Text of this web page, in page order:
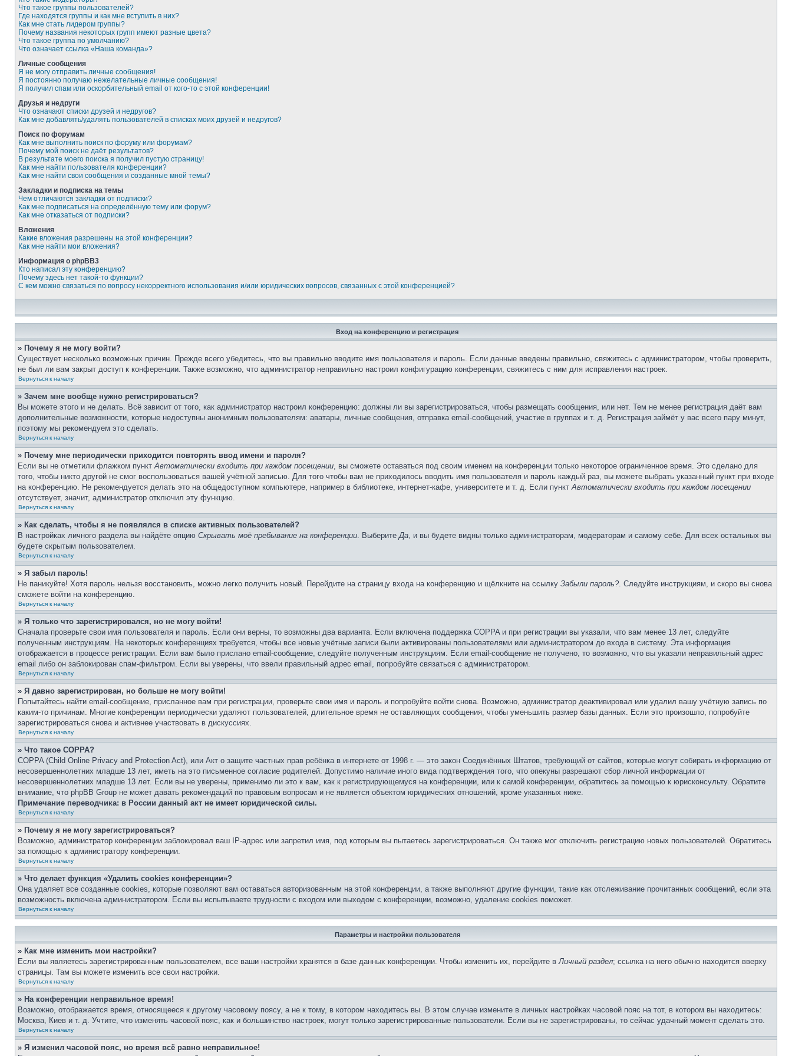
Что такое группы пользователей?
Где находятся группы и как мне вступить в них?
Как мне стать лидером группы?
Почему названия некоторых групп имеют разные цвета?
Что такое группа по умолчанию?
Что означает ссылка «Наша команда»?
Личные сообщения
Я не могу отправить личные сообщения!
Я постоянно получаю нежелательные личные сообщения!
Я получил спам или оскорбительный email от кого-то с этой конференции!
Друзья и недруги
Что означают списки друзей и недругов?
Как мне добавлять/удалять пользователей в списках моих друзей и недругов?
Поиск по форумам
Как мне выполнить поиск по форуму или форумам?
Почему мой поиск не даёт результатов?
В результате моего поиска я получил пустую страницу!
Как мне найти пользователя конференции?
Как мне найти свои сообщения и созданные мной темы?
Закладки и подписка на темы
Чем отличаются закладки от подписки?
Как мне подписаться на определённую тему или форум?
Как мне отказаться от подписки?
Вложения
Какие вложения разрешены на этой конференции?
Как мне найти мои вложения?
Информация о phpBB3
Кто написал эту конференцию?
Почему здесь нет такой-то функции?
С кем можно связаться по вопросу некорректного использования и/или юридических вопросов, связанных с этой конференцией?
Вход на конференцию и регистрация
» Почему я не могу войти?
Существует несколько возможных причин. Прежде всего убедитесь, что вы правильно вводите имя пользователя и пароль. Если данные введены правильно, свяжитесь с администратором, чтобы проверить,
не был ли вам закрыт доступ к конференции. Также возможно, что администратор неправильно настроил конфигурацию конференции, свяжитесь с ним для исправления настроек.
Вернуться к началу
» Зачем мне вообще нужно регистрироваться?
Вы можете этого и не делать. Всё зависит от того, как администратор настроил конференцию: должны ли вы зарегистрироваться, чтобы размещать сообщения, или нет. Тем не менее регистрация даёт вам
дополнительные возможности, которые недоступны анонимным пользователям: аватары, личные сообщения, отправка email-сообщений, участие в группах и т. д. Регистрация займёт у вас всего пару минут,
поэтому мы рекомендуем это сделать.
Вернуться к началу
» Почему мне периодически приходится повторять ввод имени и пароля?
Если вы не отметили флажком пунктАвтоматически входить при каждом посещении, вы сможете оставаться под своим именем на конференции только некоторое ограниченное время. Это сделано для
того, чтобы никто другой не смог воспользоваться вашей учётной записью. Для того чтобы вам не приходилось вводить имя пользователя и пароль каждый раз, вы можете выбрать указанный пункт при входе
на конференцию. Не рекомендуется делать это на общедоступном компьютере, например в библиотеке, интернет-кафе, университете и т. д. Если пунктАвтоматически входить при каждом посещении
отсутствует, значит, администратор отключил эту функцию.
Вернуться к началу
» Как сделать, чтобы я не появлялся в списке активных пользователей?
В настройках личного раздела вы найдёте опцию Скрывать моё пребывание на конференции. ВыберитеДа, и вы будете видны только администраторам, модераторам и самому себе. Для всех остальных вы
будете скрытым пользователем.
Вернуться к началу
» Я забыл пароль!
Не паникуйте! Хотя пароль нельзя восстановить, можно легко получить новый. Перейдите на страницу входа на конференцию и щёлкните на ссылку Забыли пароль?. Следуйте инструкциям, и скоро вы снова
сможете войти на конференцию.
Вернуться к началу
» Я только что зарегистрировался, но не могу войти!
Сначала проверьте свои имя пользователя и пароль. Если они верны, то возможны два варианта. Если включена поддержка COPPA и при регистрации вы указали, что вам менее 13 лет, следуйте
полученным инструкциям. На некоторых конференциях требуется, чтобы все новые учётные записи были активированы пользователями или администратором до входа в систему. Эта информация
отображается в процессе регистрации. Если вам было прислано email-сообщение, следуйте полученным инструкциям. Если email-сообщение не получено, то возможно, что вы указали неправильный адрес
email либо он заблокирован спам-фильтром. Если вы уверены, что ввели правильный адрес email, попробуйте связаться с администратором.
Вернуться к началу
» Я давно зарегистрирован, но больше не могу войти!
Попытайтесь найти email-сообщение, присланное вам при регистрации, проверьте свои имя и пароль и попробуйте войти снова. Возможно, администратор деактивировал или удалил вашу учётную запись по
каким-то причинам. Многие конференции периодически удаляют пользователей, длительное время не оставляющих сообщения, чтобы уменьшить размер базы данных. Если это произошло, попробуйте
зарегистрироваться снова и активнее участвовать в дискуссиях.
Вернуться к началу
» Что такое COPPA?
COPPA (Child Online Privacy and Protection Act), или Акт о защите частных прав ребёнка в интернете от 1998 г. — это закон Соединённых Штатов, требующий от сайтов, которые могут собирать информацию от
несовершеннолетних младше 13 лет, иметь на это письменное согласие родителей. Допустимо наличие иного вида подтверждения того, что опекуны разрешают сбор личной информации от
несовершеннолетних младше 13 лет. Если вы не уверены, применимо ли это к вам, как к регистрирующемуся на конференции, или к самой конференции, обратитесь за помощью к юрисконсульту. Обратите
внимание, что phpBB Group не может давать рекомендаций по правовым вопросам и не является объектом юридических отношений, кроме указанных ниже.
Примечание переводчика: в России данный акт не имеет юридической силы.
Вернуться к началу
» Почему я не могу зарегистрироваться?
Возможно, администратор конференции заблокировал ваш IP-адрес или запретил имя, под которым вы пытаетесь зарегистрироваться. Он также мог отключить регистрацию новых пользователей. Обратитесь
за помощью к администратору конференции.
Вернуться к началу
» Что делает функция «Удалить cookies конференции»?
Она удаляет все созданные cookies, которые позволяют вам оставаться авторизованным на этой конференции, а также выполняют другие функции, такие как отслеживание прочитанных сообщений, если эта
возможность включена администратором. Если вы испытываете трудности с входом или выходом с конференции, возможно, удаление cookies поможет.
Вернуться к началу
Параметры и настройки пользователя
» Как мне изменить мои настройки?
Если вы являетесь зарегистрированным пользователем, все ваши настройки хранятся в базе данных конференции. Чтобы изменить их, перейдите вЛичный раздел; ссылка на него обычно находится вверху
страницы. Там вы можете изменить все свои настройки.
Вернуться к началу
» На конференции неправильное время!
Возможно, отображается время, относящееся к другому часовому поясу, а не к тому, в котором находитесь вы. В этом случае измените в личных настройках часовой пояс на тот, в котором вы находитесь:
Москва, Киев и т. д. Учтите, что изменять часовой пояс, как и большинство настроек, могут только зарегистрированные пользователи. Если вы не зарегистрированы, то сейчас удачный момент сделать это.
Вернуться к началу
» Я изменил часовой пояс, но время всё равно неправильное!